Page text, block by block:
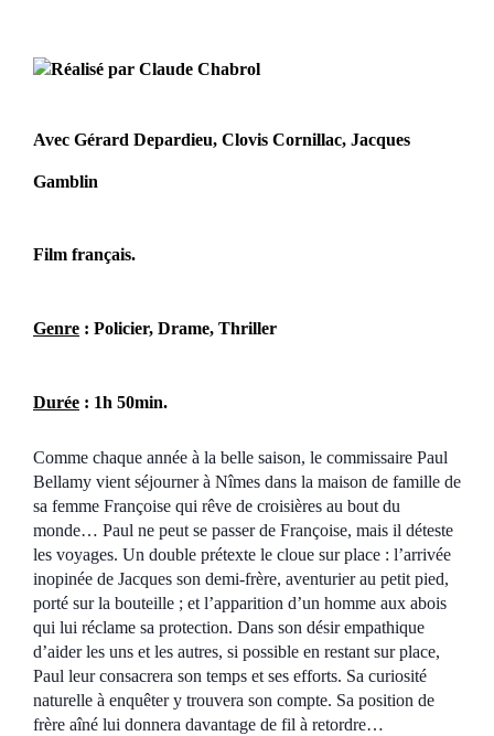
Réalisé par Claude Chabrol
Avec Gérard Depardieu, Clovis Cornillac, Jacques
Gamblin
Film français.
Genre : Policier, Drame, Thriller
Durée : 1h 50min.
Comme chaque année à la belle saison, le commissaire Paul
Bellamy vient séjourner à Nîmes dans la maison de famille de
sa femme Françoise qui rêve de croisières au bout du
monde… Paul ne peut se passer de Françoise, mais il déteste
les voyages. Un double prétexte le cloue sur place : l’arrivée
inopinée de Jacques son demi-frère, aventurier au petit pied,
porté sur la bouteille ; et l’apparition d’un homme aux abois
qui lui réclame sa protection. Dans son désir empathique
d’aider les uns et les autres, si possible en restant sur place,
Paul leur consacrera son temps et ses efforts. Sa curiosité
naturelle à enquêter y trouvera son compte. Sa position de
frère aîné lui donnera davantage de fil à retordre…